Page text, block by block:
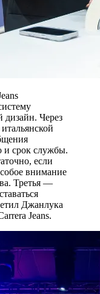
дизайн. Через
и срок службы.
если
внимание
Третья —
Джанлука
Jeans.